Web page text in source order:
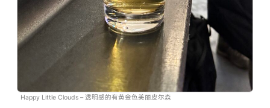
Happy Little Clouds – 透明感的有黄金色美丽皮尔森